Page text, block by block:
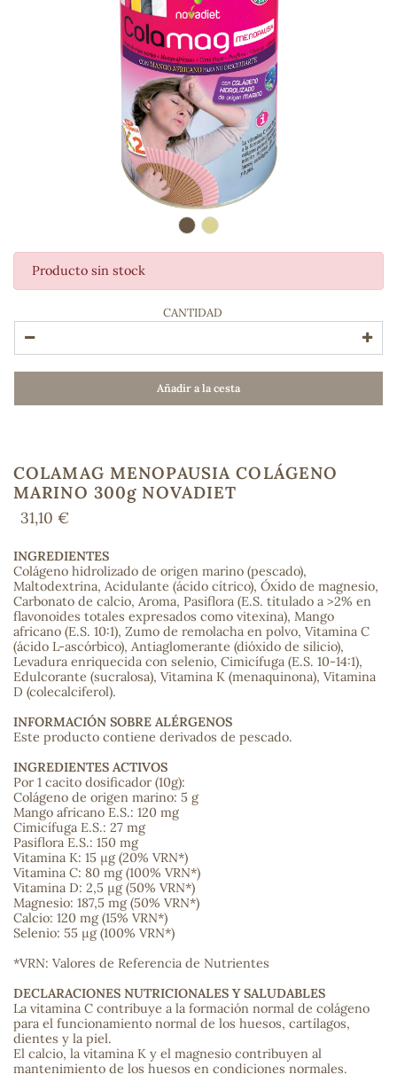
Producto sin stock
CANTIDAD
Añadir a la cesta
COLAMAG MENOPAUSIA COLÁGENO
MARINO 300g NOVADIET
31,10 €
INGREDIENTES
Colágeno hidrolizado de origen marino (pescado),
Maltodextrina, Acidulante (ácido cítrico), Óxido de magnesio,
Carbonato de calcio, Aroma, Pasiflora (E.S. titulado a >2% en
flavonoides totales expresados como vitexina), Mango
africano (E.S. 10:1), Zumo de remolacha en polvo, Vitamina C
(ácido L-ascórbico), Antiaglomerante (dióxido de silicio),
Levadura enriquecida con selenio, Cimicífuga (E.S. 10-14:1),
Edulcorante (sucralosa), Vitamina K (menaquinona), Vitamina
D (colecalciferol).
INFORMACIÓN SOBRE ALÉRGENOS
Este producto contiene derivados de pescado.
INGREDIENTES ACTIVOS
Por 1 cacito dosificador (10g):
Colágeno de origen marino: 5 g
Mango africano E.S.: 120 mg
Cimicífuga E.S.: 27 mg
Pasiflora E.S.: 150 mg
Vitamina K: 15 µg (20% VRN*)
Vitamina C: 80 mg (100% VRN*)
Vitamina D: 2,5 µg (50% VRN*)
Magnesio: 187,5 mg (50% VRN*)
Calcio: 120 mg (15% VRN*)
Selenio: 55 µg (100% VRN*)
*VRN: Valores de Referencia de Nutrientes
DECLARACIONES NUTRICIONALES Y SALUDABLES
La vitamina C contribuye a la formación normal de colágeno
para el funcionamiento normal de los huesos, cartílagos,
dientes y la piel.
El calcio, la vitamina K y el magnesio contribuyen al
mantenimiento de los huesos en condiciones normales.